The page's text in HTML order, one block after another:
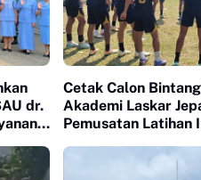
dr.
Cetak Calon
Akademi Laskar
Pemusatan Latihan